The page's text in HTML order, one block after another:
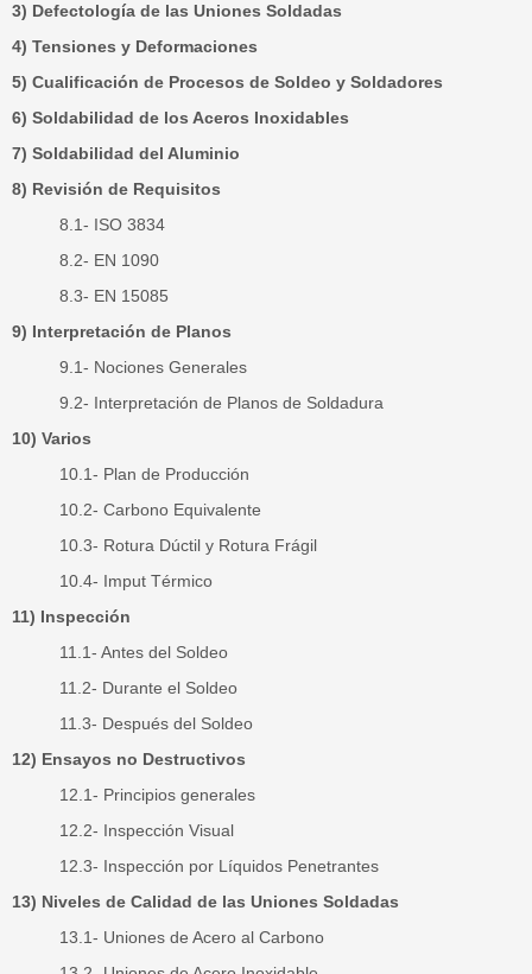
3) Defectología de las Uniones Soldadas
4) Tensiones y Deformaciones
5) Cualificación de Procesos de Soldeo y Soldadores
6) Soldabilidad de los Aceros Inoxidables
7) Soldabilidad del Aluminio
8) Revisión de Requisitos
8.1- ISO 3834
8.2- EN 1090
8.3- EN 15085
9) Interpretación de Planos
9.1- Nociones Generales
9.2- Interpretación de Planos de Soldadura
10) Varios
10.1- Plan de Producción
10.2- Carbono Equivalente
10.3- Rotura Dúctil y Rotura Frágil
10.4- Imput Térmico
11) Inspección
11.1- Antes del Soldeo
11.2- Durante el Soldeo
11.3- Después del Soldeo
12) Ensayos no Destructivos
12.1- Principios generales
12.2- Inspección Visual
12.3- Inspección por Líquidos Penetrantes
13) Niveles de Calidad de las Uniones Soldadas
13.1- Uniones de Acero al Carbono